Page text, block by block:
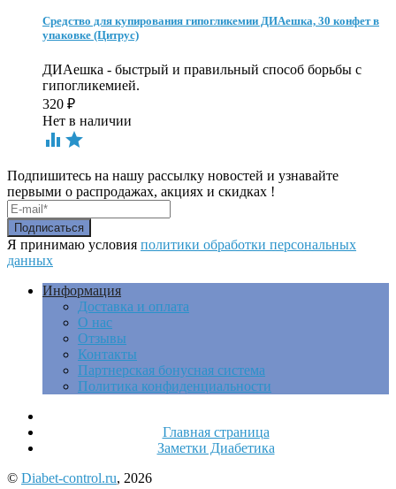
Средство для купирования гипогликемии ДИАешка, 30 конфет в
упаковке (Цитрус)
ДИАешка - быстрый и правильный способ борьбы с
гипогликемией.
320 ₽
Нет в наличии
 
Подпишитесь на нашу рассылку новостей и узнавайте
первыми о распродажах, акциях и скидках !
Я принимаю условия политики обработки персональных
данных
Информация
Доставка и оплата
О нас
Отзывы
Контакты
Партнерская бонусная система
Политика конфиденциальности
Главная страница
Заметки Диабетика
© Diabet-control.ru, 2026